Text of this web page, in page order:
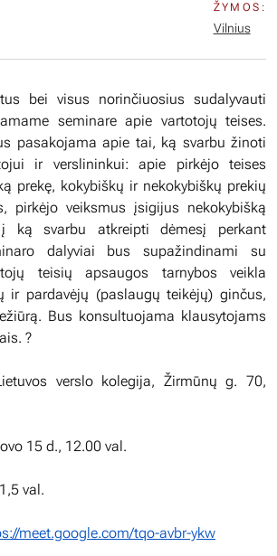
ŽYMOS:
Vilnius
bei visus norinčiuosius sudalyvauti
seminare apie vartotojų teises.
pasakojama apie tai, ką svarbu žinoti
ir verslininkui: apie pirkėjo teises
prekę, kokybiškų ir nekokybiškų prekių
pirkėjo veiksmus įsigijus nekokybišką
ką svarbu atkreipti dėmesį perkant
dalyviai bus supažindinami su
teisių apsaugos tarnybos veikla
ir pardavėjų (paslaugų teikėjų) ginčus,
Bus konsultuojama klausytojams
?
verslo kolegija, Žirmūnų g. 70,
15 d., 12.00 val.
1,5 val.
meet.google.com/tqo-avbr-ykw